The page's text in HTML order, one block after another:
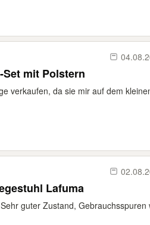
mit Polstern
verkaufen, da sie mir auf dem
Lafuma
guter Zustand, Gebrauchsspuren